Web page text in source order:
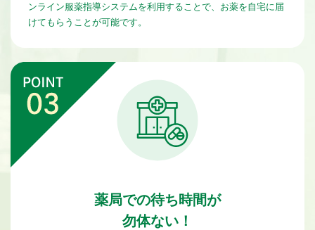
ンライン服薬指導システムを利用することで、お薬を自宅に届
けてもらうことが可能です。
薬局での待ち時間が
勿体ない！